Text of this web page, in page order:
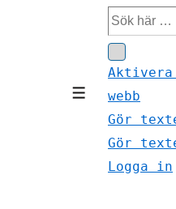
Meny
Sök
efter:
webb
Gör
Gör
Logga in